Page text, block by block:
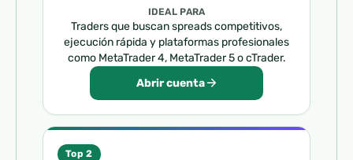
IDEAL PARA
Traders que buscan spreads competitivos,
ejecución rápida y plataformas profesionales
como MetaTrader 4, MetaTrader 5 o cTrader.
Abrir cuenta
Top 2